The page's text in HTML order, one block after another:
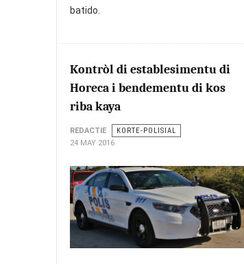
batido.
Kontròl di establesimentu di
Horeca i bendementu di kos
riba kaya
REDACTIE
KORTE-POLISIAL
24 MAY 2016